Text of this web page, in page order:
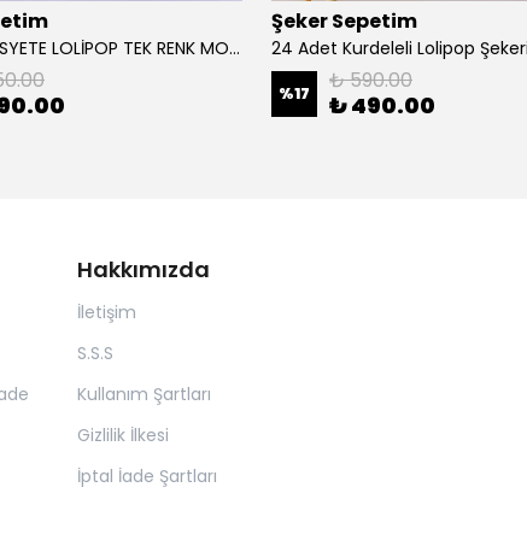
50 ADET SOSYETE LOLİPOP TEK RENK MOR L51
Şeker Sepetim
%17 ₺ 590.00
₺ 490.00
Hakkımızda
İletişim
S.S.S
Kullanım Şartları
Gizlilik İlkesi
İptal İade Şartları